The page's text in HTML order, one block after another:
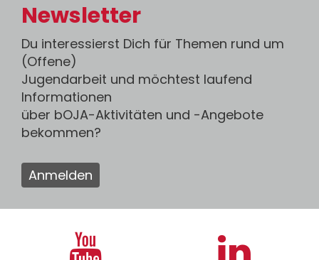
Newsletter
Du interessierst Dich für Themen rund um
(Offene)
Jugendarbeit und möchtest laufend
Informationen
über bOJA-Aktivitäten und -Angebote
bekommen?
Anmelden